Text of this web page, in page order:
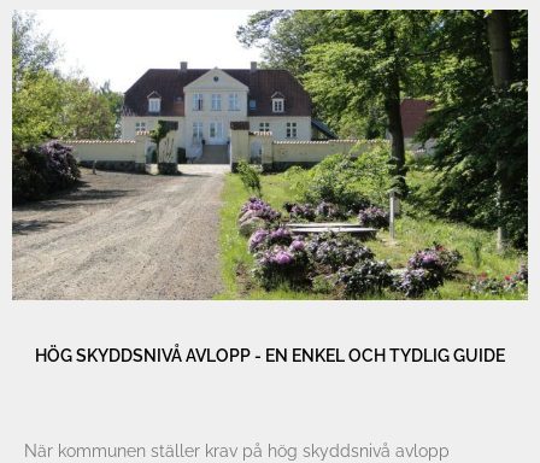
HÖG SKYDDSNIVÅ AVLOPP - EN ENKEL OCH TYDLIG GUIDE
När kommunen ställer krav på hög skyddsnivå avlopp